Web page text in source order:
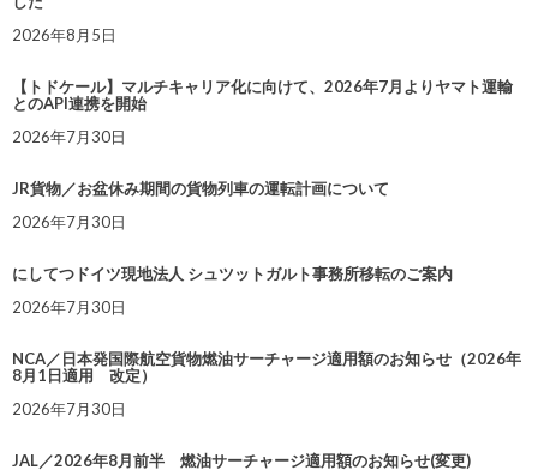
2026年8月5日
【トドケール】マルチキャリア化に向けて、2026年7月よりヤマト運輸
とのAPI連携を開始
2026年7月30日
JR貨物／お盆休み期間の貨物列車の運転計画について
2026年7月30日
にしてつドイツ現地法人 シュツットガルト事務所移転のご案内
2026年7月30日
NCA／日本発国際航空貨物燃油サーチャージ適用額のお知らせ（2026年
8月1日適用 改定）
2026年7月30日
JAL／2026年8月前半 燃油サーチャージ適用額のお知らせ(変更)